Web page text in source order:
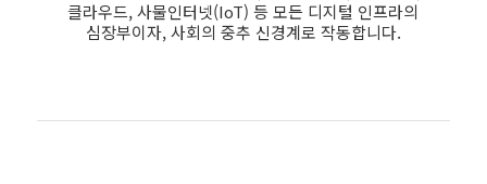
클라우드, 사물인터넷(IoT) 등 모든 디지털 인프라의
심장부이자, 사회의 중추 신경계로 작동합니다.